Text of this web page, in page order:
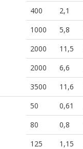
400
2,1
1000
5,8
2000
11,5
2000
6,6
3500
11,6
50 0,61
80
0,8
125
1,15